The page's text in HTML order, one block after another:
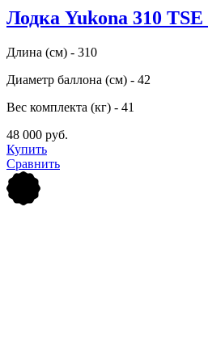
Лодка Yukona 310
Длина (см) - 310
Диаметр баллона (см) - 42
Вес комплекта (кг) - 41
48 000 руб.
Купить
Сравнить